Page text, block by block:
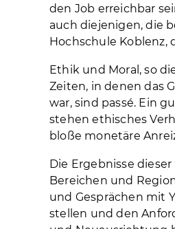
den Job erreichbar
auch diejenigen, die
Hochschule Koblenz,
Ethik und Moral, so
Zeiten, in denen das
war, sind passé. Ein
stehen ethisches
bloße monetäre
Die Ergebnisse
Bereichen und
und Gesprächen mit
stellen und den